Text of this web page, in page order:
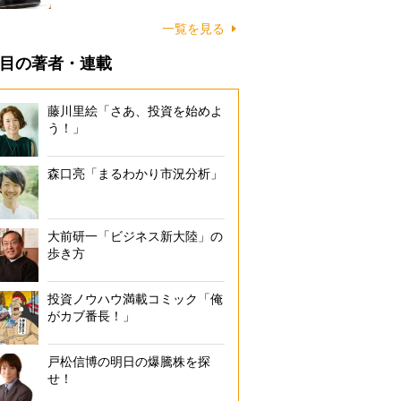
一覧を見る
の著者・連載
藤川里絵「さあ、投資を始めよ
う！」
森口亮「まるわかり市況分析」
大前研一「ビジネス新大陸」の
歩き方
投資ノウハウ満載コミック「俺
がカブ番長！」
戸松信博の明日の爆騰株を探
せ！